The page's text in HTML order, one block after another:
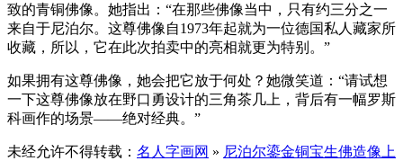
致的青铜佛像。她指出：“在那些佛像当中，只有约三分之一
来自于尼泊尔。这尊佛像自1973年起就为一位德国私人藏家所
收藏，所以，它在此次拍卖中的亮相就更为特别。”
如果拥有这尊佛像，她会把它放于何处？她微笑道：“请试想
一下这尊佛像放在野口勇设计的三角茶几上，背后有一幅罗斯
科画作的场景——绝对经典。”
未经允许不得转载： 名人字画网 » 尼泊尔鎏金铜宝生佛造像上